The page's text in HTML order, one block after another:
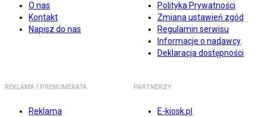
O nas
Kontakt
Napisz do nas
Polityka Prywatności
Zmiana ustawień zgód
Regulamin serwisu
Informacje o nadawcy
Deklaracja dostępności
REKLAMA I PRENUMERATA
Reklama
PARTNERZY
E-kiosk.pl